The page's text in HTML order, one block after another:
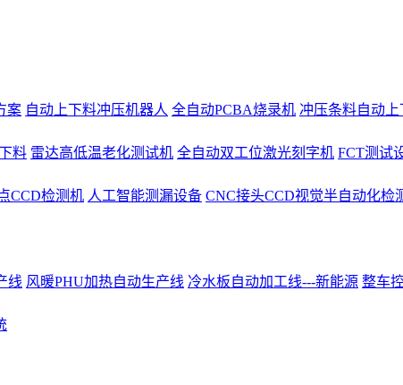
案 自动上下料冲压机器人 全自动PCBA烧录机 冲压条料自动上
料 雷达高低温老化测试机 全自动双工位激光刻字机 FCT测试
CCD检测机 人工智能测漏设备 CNC接头CCD视觉半自动化检
线 风暖PHU加热自动生产线 冷水板自动加工线---新能源 整车